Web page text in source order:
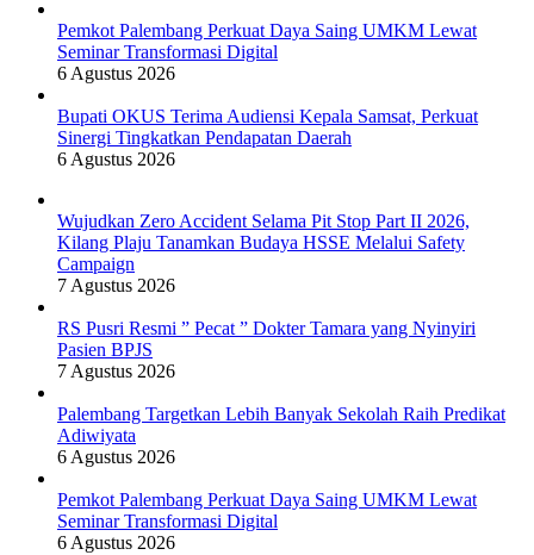
Pemkot Palembang Perkuat Daya Saing UMKM Lewat
Seminar Transformasi Digital
6 Agustus 2026
Bupati OKUS Terima Audiensi Kepala Samsat, Perkuat
Sinergi Tingkatkan Pendapatan Daerah
6 Agustus 2026
Wujudkan Zero Accident Selama Pit Stop Part II 2026,
Kilang Plaju Tanamkan Budaya HSSE Melalui Safety
Campaign
7 Agustus 2026
RS Pusri Resmi ” Pecat ” Dokter Tamara yang Nyinyiri
Pasien BPJS
7 Agustus 2026
Palembang Targetkan Lebih Banyak Sekolah Raih Predikat
Adiwiyata
6 Agustus 2026
Pemkot Palembang Perkuat Daya Saing UMKM Lewat
Seminar Transformasi Digital
6 Agustus 2026